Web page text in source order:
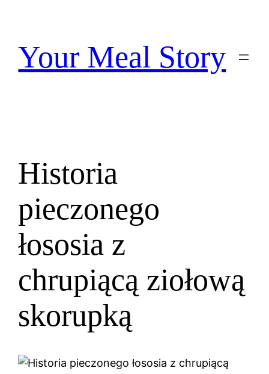
treściYour Meal Story
Historia
pieczonego
łososia z
chrupiącą ziołową
skorupką